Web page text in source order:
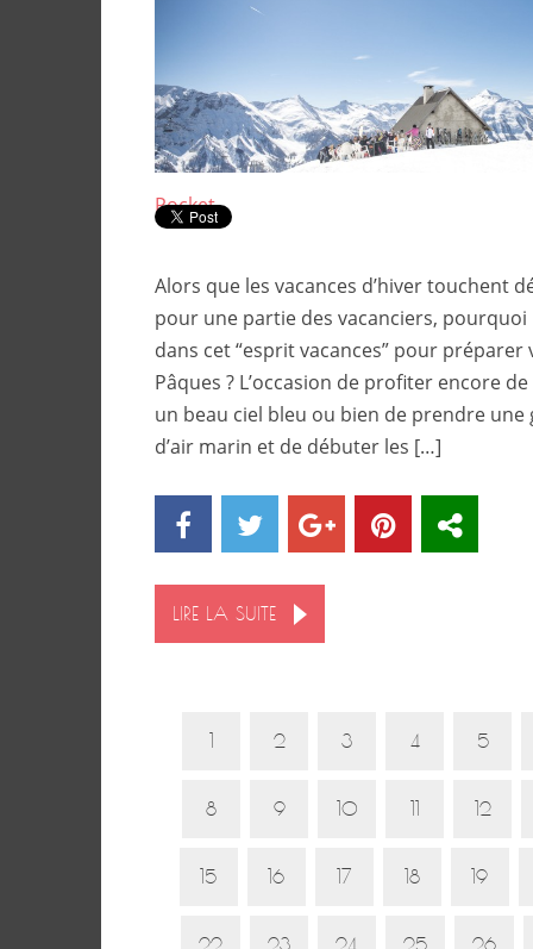
Pocket
Alors que les vacances d’hiver touchent
pour une partie des vacanciers,
dans cet “esprit vacances” pour préparer
Pâques ? L’occasion de profiter encore
un beau ciel bleu ou bien de prendre
d’air marin et de débuter les […]
LIRE LA SUITE
1 2 3 4 5
8 9 10 11 12
15 16 17 18 19
22 23 24 25 26